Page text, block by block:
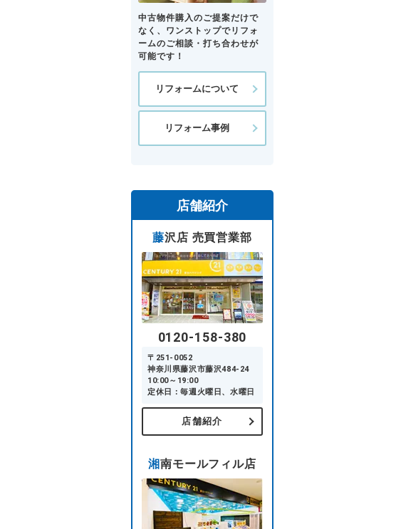
中古物件購入のご提案だけで
なく、ワンストップでリフォ
ームのご相談・打ち合わせが
可能です！
リフォームについて
リフォーム事例
店舗紹介
藤沢店 売買営業部
0120-158-380
〒251-0052
神奈川県藤沢市藤沢484-24
10:00～19:00
定休日：毎週火曜日、水曜日
店舗紹介
湘南モールフィル店